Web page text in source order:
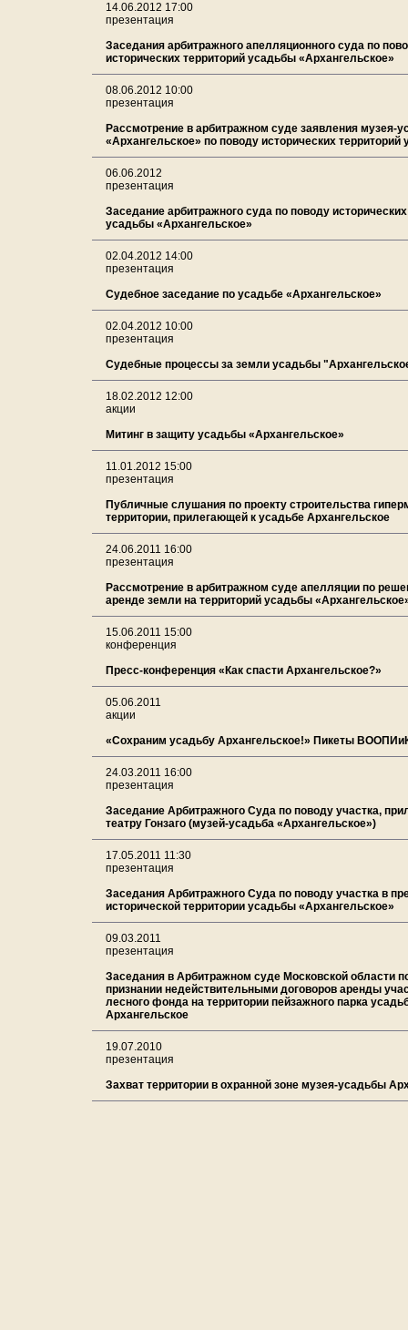
14.06.2012 17:00
презентация
Заседания арбитражного апелляционного суда по
исторических территорий усадьбы «Архангельское»
08.06.2012 10:00
презентация
Рассмотрение в арбитражном суде заявления музея-
«Архангельское» по поводу исторических территорий
06.06.2012
презентация
Заседание арбитражного суда по поводу
усадьбы «Архангельское»
02.04.2012 14:00
презентация
Судебное заседание по усадьбе «Архангельское»
02.04.2012 10:00
презентация
Судебные процессы за земли усадьбы
18.02.2012 12:00
акции
Митинг в защиту усадьбы «Архангельское»
11.01.2012 15:00
презентация
Публичные слушания по проекту строительства
территории, прилегающей к усадьбе Архангельское
24.06.2011 16:00
презентация
Рассмотрение в арбитражном суде апелляции по
аренде земли на территорий усадьбы
15.06.2011 15:00
конференция
Пресс-конференция «Как спасти Архангельское?»
05.06.2011
акции
«Сохраним усадьбу Архангельское!» Пикеты
24.03.2011 16:00
презентация
Заседание Арбитражного Суда по поводу участка,
театру Гонзаго (музей-усадьба «Архангельское»)
17.05.2011 11:30
презентация
Заседания Арбитражного Суда по поводу участка в
исторической территории усадьбы «Архангельское»
09.03.2011
презентация
Заседания в Арбитражном суде Московской области
признании недействительными договоров аренды
лесного фонда на территории пейзажного парка
Архангельское
19.07.2010
презентация
Захват территории в охранной зоне музея-усадьбы